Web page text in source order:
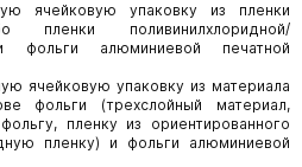
ячейковую упаковку из пленки
пленки поливинилхлоридной/
и фольги алюминиевой печатной
ячейковую упаковку из материала
фольги (трехслойный материал,
пленку из ориентированного
пленку) и фольги алюминиевой